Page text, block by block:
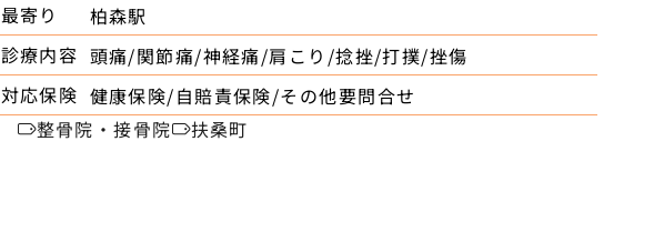
最寄り
柏森駅
診療内容 頭痛/関節痛/神経痛/肩こり/捻挫/打撲/挫傷
対応保険 健康保険/自賠責保険/その他要問合せ
整骨院・接骨院
扶桑町